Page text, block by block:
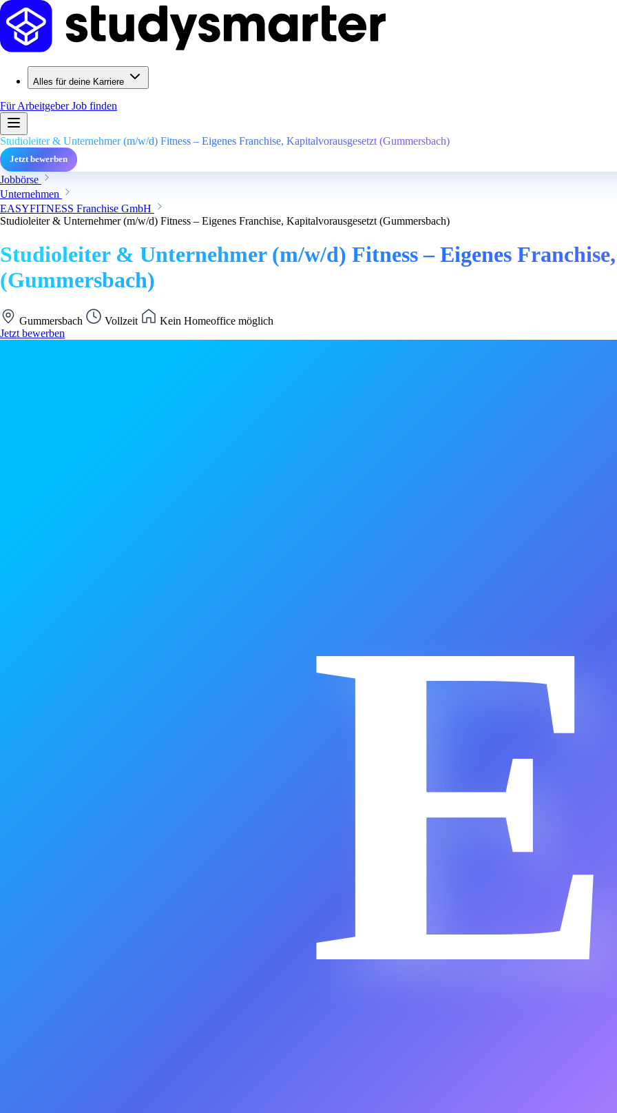
Alles für deine Karriere
Für ArbeitgeberJob finden
Studioleiter & Unternehmer (m/w/d) Fitness – Eigenes Franchise, Kapitalvorausgesetzt (Gummersbach)
Jetzt bewerben
Jobbörse
Unternehmen
EASYFITNESS Franchise GmbH
Studioleiter & Unternehmer (m/w/d) Fitness – Eigenes Franchise, Kapitalvorausgesetzt (Gummersbach)
Studioleiter & Unternehmer (m/w/d) Fitness – Eigenes
(Gummersbach)
Gummersbach Vollzeit
Kein Homeoffice möglich
Jetzt bewerben
E